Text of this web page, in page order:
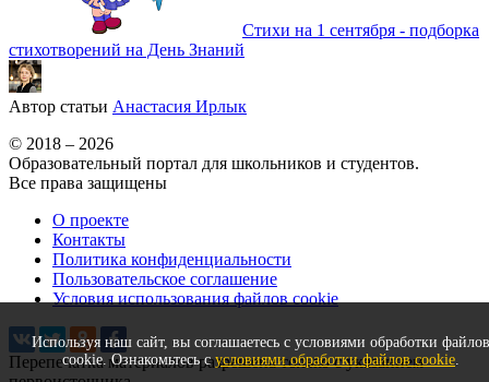
Стихи на 1 сентября - подборка
стихотворений на День Знаний
Автор статьи Анастасия Ирлык
Используя наш сайт, вы соглашаетесь с условиями обработки файлов
cookie. Ознакомьтесь сусловиями обработки файлов cookie.
© 2018 – 2026
Образовательный портал для школьников и студентов.
Все права защищены
О проекте
Контакты
Политика конфиденциальности
Пользовательское соглашение
Условия использования файлов cookie
Перепечатка материалов разрешена только с указанием